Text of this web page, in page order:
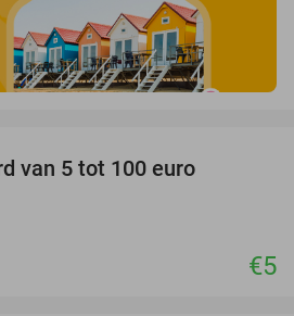
van 5 tot 100 euro
€5